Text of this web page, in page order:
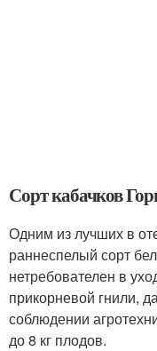
Сорт кабачков
Одним из лучших в
раннеспелый сорт
нетребователен в
прикорневой гнили,
соблюдении
до 8 кг плодов.